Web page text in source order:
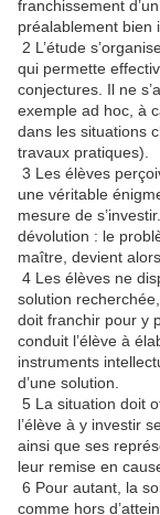
franchissement
préalablement bien
2 L’étude
qui permette
conjectures. Il ne
exemple ad hoc, à
dans les situations
travaux pratiques).
3 Les élèves
une véritable
mesure de
dévolution : le
maître, devient
4 Les élèves ne
solution
doit franchir pour y
conduit l’élève à
instruments
d’une solution.
5 La situation doit
l’élève à y investir
ainsi que ses
leur remise en
6 Pour autant, la
comme hors